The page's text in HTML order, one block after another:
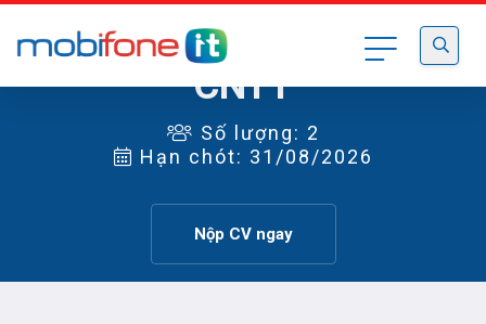
Kiến trúc sư giải pháp
CNTT
Số lượng: 2
Hạn chót: 31/08/2026
Nộp CV ngay